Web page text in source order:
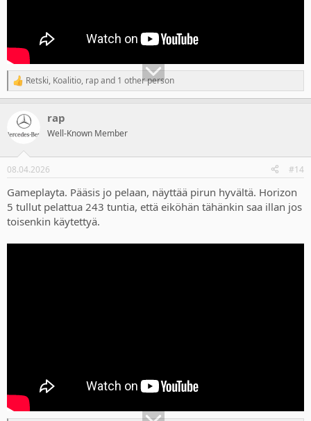
R
e
i
s
Retski, Koalitio, rapand 1 other person
rap
Well-Known Member
08.04.2026 #14
Gameplayta. Pääsis jo pelaan, näyttää pirun hyvältä. Horizon
5 tullut pelattua 243 tuntia, että eiköhän tähänkin saa illan jos
toisenkin käytettyä.